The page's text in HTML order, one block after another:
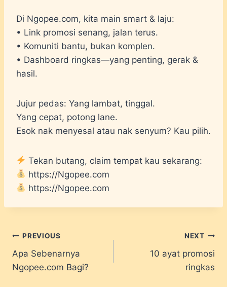
Di Ngopee.com, kita main smart & laju:
• Link promosi senang, jalan terus.
• Komuniti bantu, bukan komplen.
• Dashboard ringkas—yang penting, gerak &
hasil.
Jujur pedas: Yang lambat, tinggal.
Yang cepat, potong lane.
Esok nak menyesal atau nak senyum? Kau pilih.
Tekan butang, claim tempat kau sekarang:
https://Ngopee.com
https://Ngopee.com
Post
navigation
PREVIOUS
Apa Sebenarnya
Ngopee.com Bagi?
NEXT
10 ayat promosi
ringkas